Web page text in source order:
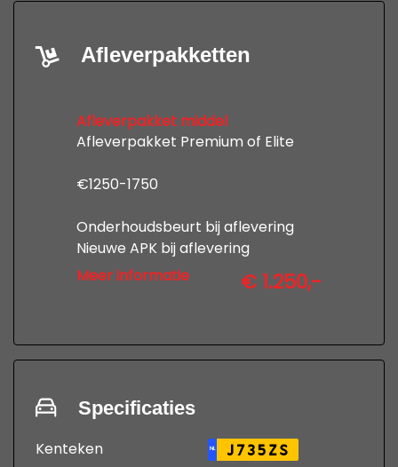
Afleverpakketten
Afleverpakket middel
Afleverpakket Premium of Elite
€1250-1750
Onderhoudsbeurt bij aflevering
Nieuwe APK bij aflevering
12 maanden uitgebreide garantie
Professionele poetsbeurt en
kijk op www,autobedrijfdevries.nl
Meer informatie € 1.250,-
Specificaties
Kenteken NL J735ZS